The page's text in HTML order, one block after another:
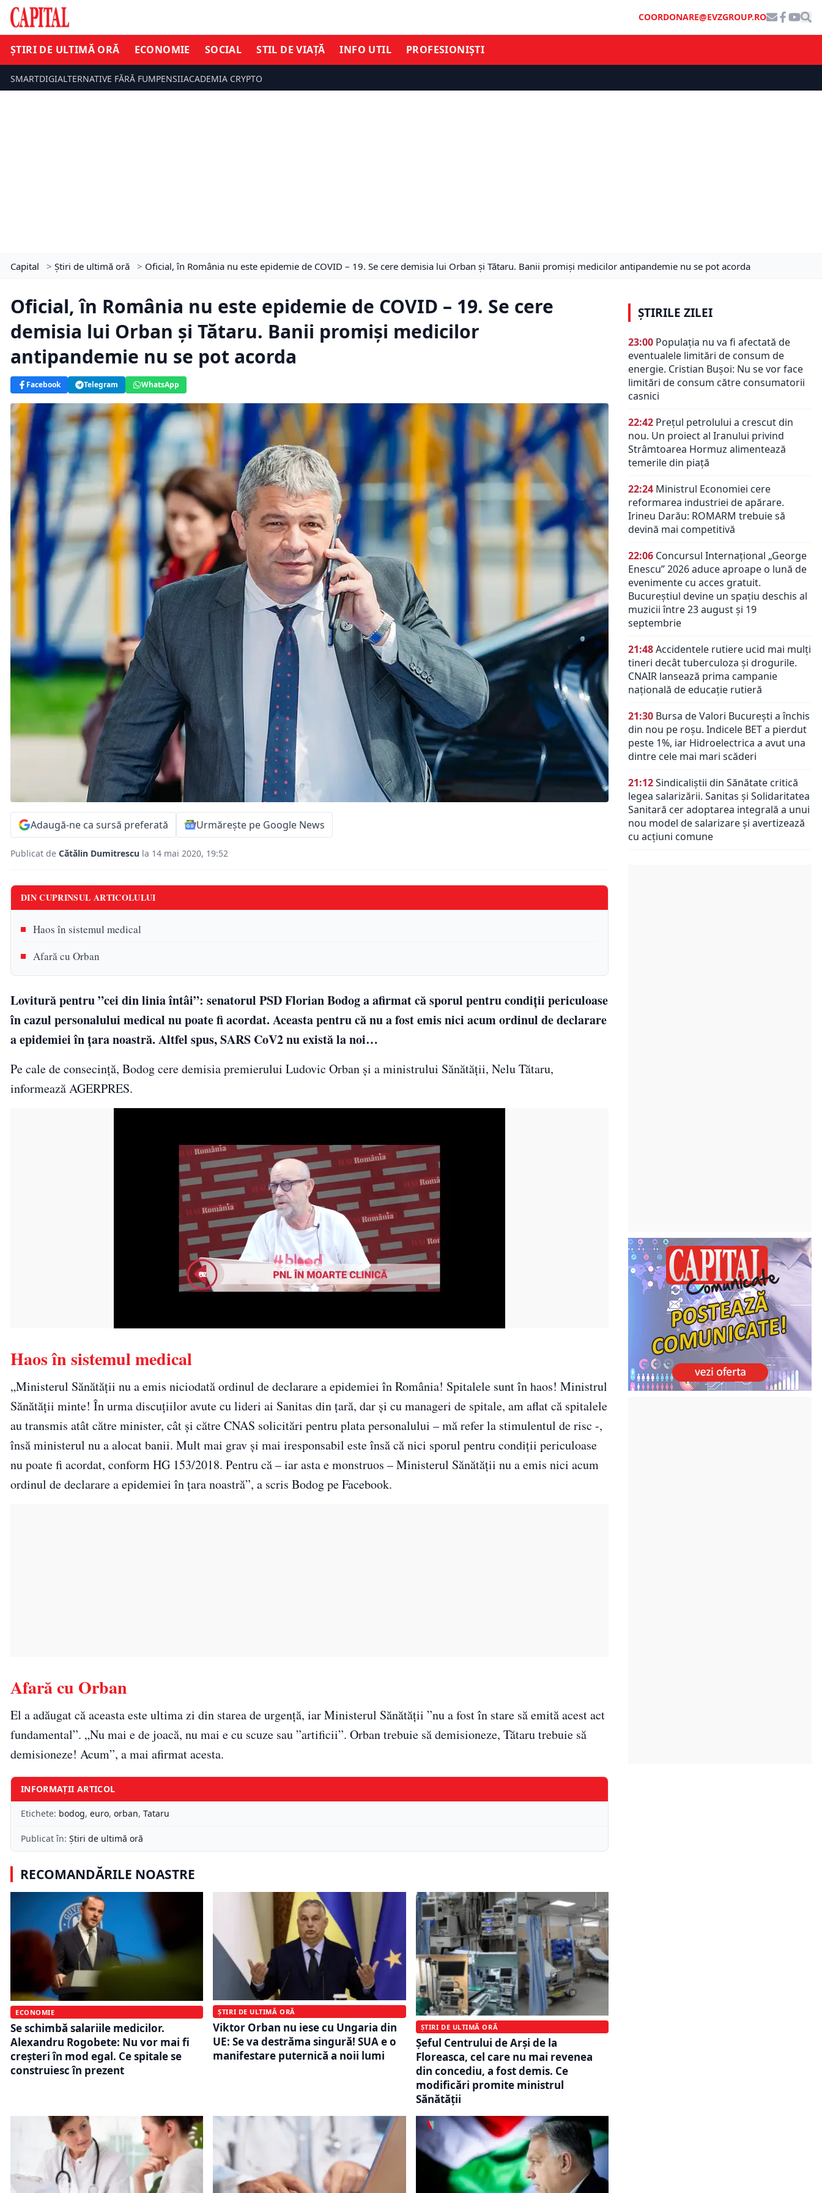
COORDONARE@EVZGROUP.RO
ȘTIRI DE ULTIMĂ ORĂ ECONOMIE SOCIAL STIL DE VIAȚĂ INFO UTIL PROFESIONIȘTI
SMARTDIGIALTERNATIVE FĂRĂ FUMPENSIIACADEMIA CRYPTO
Capital > Știri de ultimă oră > Oficial, în România nu este epidemie de COVID – 19. Se cere demisia lui Orban și Tătaru. Banii promiși medicilor antipandemie nu se pot acorda
Oficial, în România nu este epidemie de COVID – 19. Se cere
demisia lui Orban și Tătaru. Banii promiși medicilor
antipandemie nu se pot acorda
Facebook Telegram WhatsApp
Adaugă-ne ca sursă preferată Urmărește pe Google News
Publicat de Cătălin Dumitrescu la 14 mai 2020, 19:52
DIN CUPRINSUL ARTICOLULUI
Haos în sistemul medical
Afară cu Orban
Lovitură pentru ”cei din linia întâi”: senatorul PSD Florian Bodog a afirmat că sporul pentru condiţii periculoase
în cazul personalului medical nu poate fi acordat. Aceasta pentru că nu a fost emis nici acum ordinul de declarare
a epidemiei în ţara noastră. Altfel spus, SARS CoV2 nu există la noi…
Pe cale de consecință, Bodog cere demisia premierului Ludovic Orban şi a ministrului Sănătăţii, Nelu Tătaru,
informează AGERPRES.
Haos în sistemul medical
„Ministerul Sănătăţii nu a emis niciodată ordinul de declarare a epidemiei în România! Spitalele sunt în haos! Ministrul
Sănătăţii minte! În urma discuţiilor avute cu lideri ai Sanitas din ţară, dar şi cu manageri de spitale, am aflat că spitalele
au transmis atât către minister, cât şi către CNAS solicitări pentru plata personalului – mă refer la stimulentul de risc -,
însă ministerul nu a alocat banii. Mult mai grav şi mai iresponsabil este însă că nici sporul pentru condiţii periculoase
nu poate fi acordat, conform HG 153/2018. Pentru că – iar asta e monstruos – Ministerul Sănătăţii nu a emis nici acum
ordinul de declarare a epidemiei în ţara noastră”, a scris Bodog pe Facebook.
Afară cu Orban
El a adăugat că aceasta este ultima zi din starea de urgenţă, iar Ministerul Sănătăţii ”nu a fost în stare să emită acest act
fundamental”. „Nu mai e de joacă, nu mai e cu scuze sau ”artificii”. Orban trebuie să demisioneze, Tătaru trebuie să
demisioneze! Acum”, a mai afirmat acesta.
INFORMAȚII ARTICOL
Etichete: bodog, euro, orban, Tataru
Publicat în: Știri de ultimă oră
RECOMANDĂRILE NOASTRE
ECONOMIE
Se schimbă salariile medicilor.
Alexandru Rogobete: Nu vor mai fi
creșteri în mod egal. Ce spitale se
construiesc în prezent
ȘTIRI DE ULTIMĂ ORĂ
Viktor Orban nu iese cu Ungaria din
UE: Se va destrăma singură! SUA e o
manifestare puternică a noii lumi
ȘTIRI DE ULTIMĂ ORĂ
Șeful Centrului de Arși de la
Floreasca, cel care nu mai revenea
din concediu, a fost demis. Ce
modificări promite ministrul
Sănătății
ȘTIRILE ZILEI
23:00 Populația nu va fi afectată de
eventualele limitări de consum de
energie. Cristian Bușoi: Nu se vor face
limitări de consum către consumatorii
casnici
22:42 Prețul petrolului a crescut din
nou. Un proiect al Iranului privind
Strâmtoarea Hormuz alimentează
temerile din piață
22:24 Ministrul Economiei cere
reformarea industriei de apărare.
Irineu Darău: ROMARM trebuie să
devină mai competitivă
22:06 Concursul Internațional „George
Enescu” 2026 aduce aproape o lună de
evenimente cu acces gratuit.
Bucureștiul devine un spațiu deschis al
muzicii între 23 august și 19
septembrie
21:48Accidentele rutiere ucid mai mulți
tineri decât tuberculoza și drogurile.
CNAIR lansează prima campanie
națională de educație rutieră
21:30 Bursa de Valori București a închis
din nou pe roșu. Indicele BET a pierdut
peste 1%, iar Hidroelectrica a avut una
dintre cele mai mari scăderi
21:12Sindicaliștii din Sănătate critică
legea salarizării. Sanitas și Solidaritatea
Sanitară cer adoptarea integrală a unui
nou model de salarizare și avertizează
cu acțiuni comune